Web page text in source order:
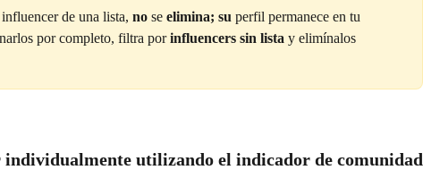
de una lista, no se elimina; su perfil permanece en tu
por completo, filtra por influencers sin lista y elimínalos
utilizando el indicador de comunidad